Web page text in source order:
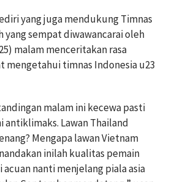
yang juga mendukung Timnas
yang sempat diwawancarai oleh
malam menceritakan rasa
mengetahui timnas Indonesia u23
malam ini kecewa pasti
antiklimaks. Lawan Thailand
Mengapa lawan Vietnam
inilah kualitas pemain
acuan nanti menjelang piala asia